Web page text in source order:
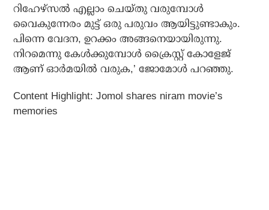
റിഹേഴ്സൽ എല്ലാം ചെയ്തു വരുമ്പോൾ
വൈകുന്നേരം മുട്ട് ഒരു പരുവം ആയിട്ടുണ്ടാകും.
പിന്നെ വേദന, ഉറക്കം അങ്ങനെയായിരുന്നു.
നിറമെന്നു കേൾക്കുമ്പോൾ ക്രൈസ്റ്റ് കോളേജ്
ആണ് ഓർമയിൽ വരുക,’ ജോമോൾ പറഞ്ഞു.
Content Highlight: Jomol shares niram movie’s
memories